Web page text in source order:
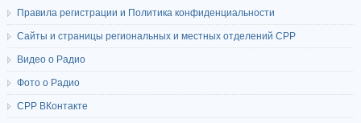
Правила регистрации и Политика конфиденциальности
Сайты и страницы региональных и местных отделений СРР
Видео о Радио
Фото о Радио
СРР ВКонтакте